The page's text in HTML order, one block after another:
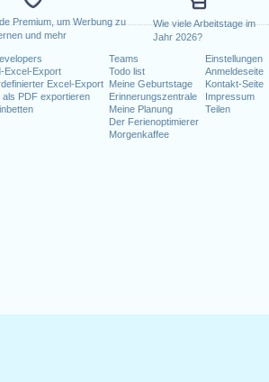
Premium, um Werbung zu
und mehr
Wie viele Arbeitstage im
Jahr 2026?
Excel-Export
Excel-Export
als PDF exportieren
Teams
Todo list
Meine Geburtstage
Erinnerungszentrale
Meine Planung
Der Ferienoptimierer
Morgenkaffee
Einstellungen
Anmeldeseite
Kontakt-Seite
Impressum
Teilen